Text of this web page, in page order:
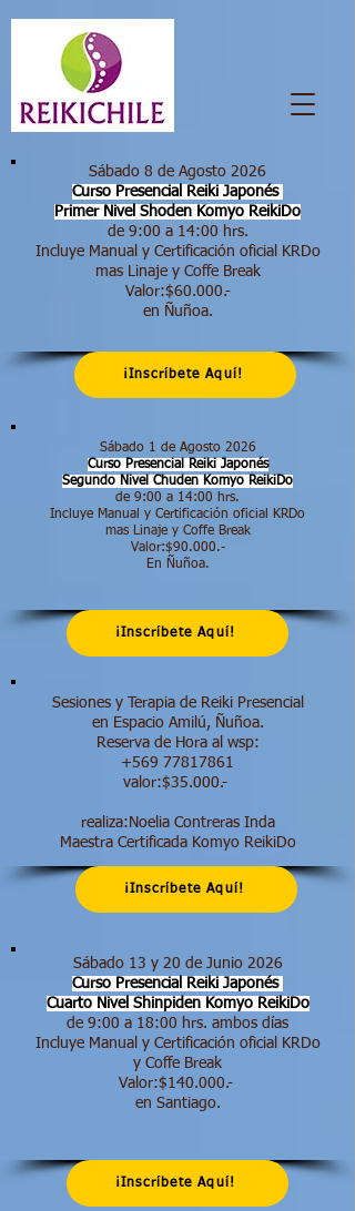
Sábado 8 de Agosto 2026
Curso Presencial Reiki Japonés
Primer Nivel Shoden Komyo ReikiDo
de 9:00 a 14:00 hrs.​
Incluye Manual y Certificación oficial KRDo
mas Linaje y Coffe Break
Valor:$60.000.-
en Ñuñoa.
¡Inscríbete Aquí!
Sábado 1 de Agosto 2026
Curso Presencial Reiki Japonés
Segundo Nivel Chuden Komyo ReikiDo
de 9:00 a 14:00 hrs.​
Incluye Manual y Certificación oficial KRDo
mas Linaje y Coffe Break
Valor:$90.000.-
En Ñuñoa.
¡Inscríbete Aquí!
Sesiones y Terapia de Reiki Presencial
en Espacio Amilú, Ñuñoa.
Reserva de Hora al wsp:
+569 77817861
valor:$35.000.-
realiza:Noelia Contreras Inda
Maestra Certificada Komyo ReikiDo
¡Inscríbete Aquí!
Sábado 13 y 20 de Junio 2026
Curso Presencial Reiki Japonés
Cuarto Nivel ShinpidenKomyo ReikiDo
de 9:00 a 18:00 hrs.​ ambos días
Incluye Manual y Certificación oficial KRDo
y Coffe Break
Valor:$140.000.-
en Santiago.
¡Inscríbete Aquí!